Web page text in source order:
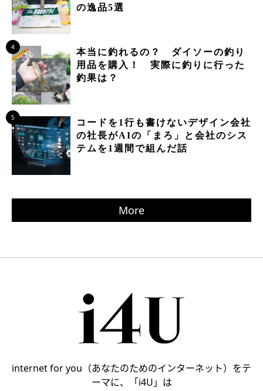
の逸品5選
4
本当に釣れるの？ ダイソーの釣り
用品を購入！ 実際に釣りに行った
釣果は？
5
コードを1行も書けないデザイン会社
の社長がAIの「まろ」と会社のシス
テムを1週間で組んだ話
More
internet for you（あなたのためのインターネット）をテ
ーマに、「i4U」は